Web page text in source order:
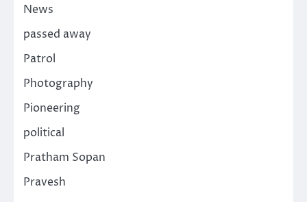
News
passed away
Patrol
Photography
Pioneering
political
Pratham Sopan
Pravesh